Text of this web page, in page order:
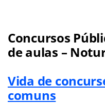
Concursos
de aulas –
Vida de
comuns